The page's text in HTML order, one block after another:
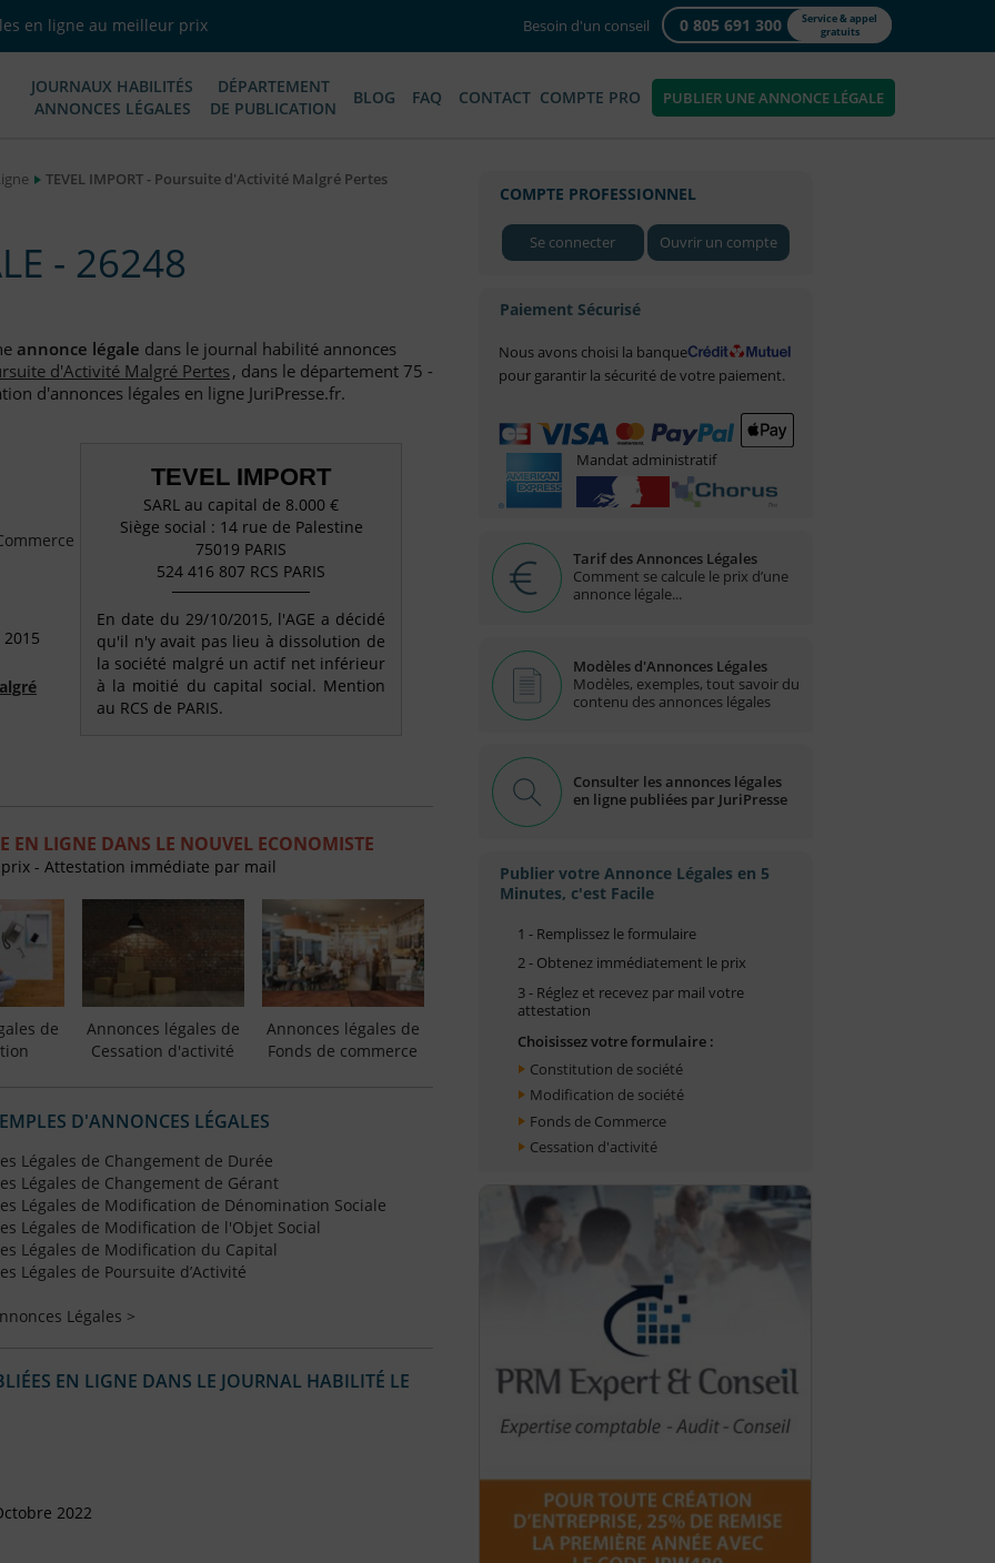
en ligne au meilleur prix Besoin d'un conseil 0 805 691 300
Service & appel
gratuits
JOURNAUX HABILITÉS
ANNONCES LÉGALES
DÉPARTEMENT
DE PUBLICATION
BLOG FAQ CONTACT COMPTE PRO PUBLIER UNE ANNONCE LÉGALE
TEVEL IMPORT - Poursuite d'Activité Malgré Pertes
- 26248
annonce légale dans le journal habilité annonces
d'Activité Malgré Pertes, dans le département 75 -
d'annonces légales en ligne JuriPresse.fr.
TEVEL IMPORT
SARL au capital de 8.000 €
Siège social : 14 rue de Palestine
75019 PARIS
524 416 807 RCS PARIS
En date du 29/10/2015, l'AGE a décidé
qu'il n'y avait pas lieu à dissolution de
la société malgré un actif net inférieur
à la moitié du capital social. Mention
au RCS de PARIS.
EN LIGNE DANS LE NOUVEL ECONOMISTE
- Attestation immédiate par mail
de
Annonces légales de
Cessation d'activité
Annonces légales de
Fonds de commerce
D'ANNONCES LÉGALES
Légales de Changement de Durée
Légales de Changement de Gérant
Légales de Modification de Dénomination Sociale
Légales de Modification de l'Objet Social
Légales de Modification du Capital
Légales de Poursuite d’Activité
Légales >
EN LIGNE DANS LE JOURNAL HABILITÉ LE
2022
COMPTE PROFESSIONNEL
Se connecter Ouvrir un compte
Paiement Sécurisé
Nous avons choisi la banque
pour garantir la sécurité de votre paiement.
Mandat administratif
Tarif des Annonces Légales
Comment se calcule le prix d’une
annonce légale...
Modèles d'Annonces Légales
Modèles, exemples, tout savoir du
contenu des annonces légales
Consulter les annonces légales
en ligne publiées par JuriPresse
Publier votre Annonce Légales en 5
Minutes, c'est Facile
1 - Remplissez le formulaire
2 - Obtenez immédiatement le prix
3 - Réglez et recevez par mail votre
attestation
Choisissez votre formulaire :
Constitution de société
Modification de société
Fonds de Commerce
Cessation d'activité